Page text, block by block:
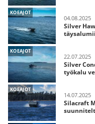
KOEAJOT
04.08.2025
Silver
KOEAJOT
22.07.2025
Silver
työkalu
KOEAJOT
14.07.2025
Silacraft